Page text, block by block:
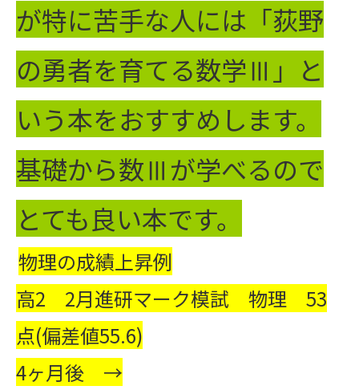
が特に苦手な人には「荻野
の勇者を育てる数学Ⅲ」と
いう本をおすすめします。
基礎から数Ⅲが学べるので
とても良い本です。
物理の成績上昇例
高2 2月進研マーク模試 物理 53
点(偏差値55.6)
4ヶ月後 →